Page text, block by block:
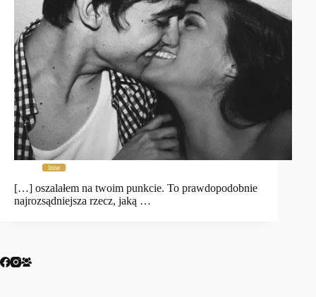
Inne
[…] oszalałem na twoim punkcie. To prawdopodobnie
najrozsądniejsza rzecz, jaką …